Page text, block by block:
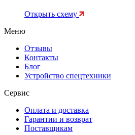
Открыть схему
Меню
Отзывы
Контакты
Блог
Устройство спецтехники
Сервис
Оплата и доставка
Гарантии и возврат
Поставщикам